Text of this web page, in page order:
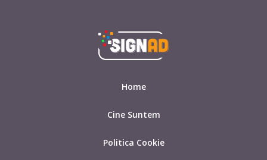
Home
Cine Suntem
Politica Cookie